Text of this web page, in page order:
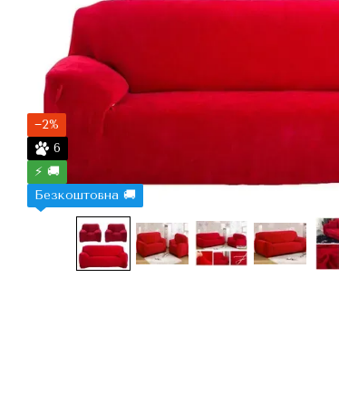
−2%
6
⚡ 🚚
Безкоштовна 🚚